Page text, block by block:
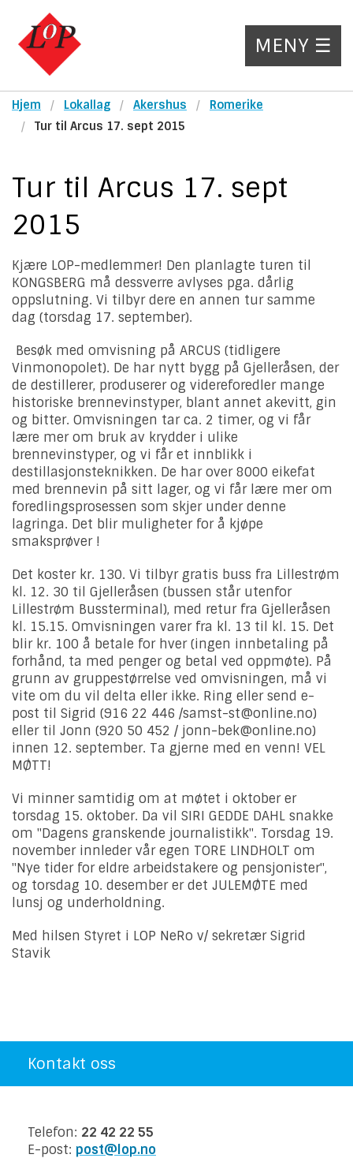
MENY ☰
Hjem Lokallag Akershus
Romerike
Tur til Arcus 17. sept 2015
Tur til Arcus 17. sept
2015
Kjære LOP-medlemmer! Den planlagte turen til
KONGSBERG må dessverre avlyses pga. dårlig
oppslutning. Vi tilbyr dere en annen tur samme
dag (torsdag 17. september).
Besøk med omvisning på ARCUS (tidligere
Vinmonopolet). De har nytt bygg på Gjelleråsen, der
de destillerer, produserer og videreforedler mange
historiske brennevinstyper, blant annet akevitt, gin
og bitter. Omvisningen tar ca. 2 timer, og vi får
lære mer om bruk av krydder i ulike
brennevinstyper, og vi får et innblikk i
destillasjonsteknikken. De har over 8000 eikefat
med brennevin på sitt lager, og vi får lære mer om
foredlingsprosessen som skjer under denne
lagringa. Det blir muligheter for å kjøpe
smaksprøver !
Det koster kr. 130. Vi tilbyr gratis buss fra Lillestrøm
kl. 12. 30 til Gjelleråsen (bussen står utenfor
Lillestrøm Bussterminal), med retur fra Gjelleråsen
kl. 15.15. Omvisningen varer fra kl. 13 til kl. 15. Det
blir kr. 100 å betale for hver (ingen innbetaling på
forhånd, ta med penger og betal ved oppmøte). På
grunn av gruppestørrelse ved omvisningen, må vi
vite om du vil delta eller ikke. Ring eller send e-
post til Sigrid (916 22 446 /samst-st@online.no)
eller til Jonn (920 50 452 / jonn-bek@online.no)
innen 12. september. Ta gjerne med en venn! VEL
MØTT!
Vi minner samtidig om at møtet i oktober er
torsdag 15. oktober. Da vil SIRI GEDDE DAHL snakke
om "Dagens granskende journalistikk". Torsdag 19.
november innleder vår egen TORE LINDHOLT om
"Nye tider for eldre arbeidstakere og pensjonister",
og torsdag 10. desember er det JULEMØTE med
lunsj og underholdning.
Med hilsen Styret i LOP NeRo v/ sekretær Sigrid
Stavik
Kontakt oss
Telefon: 22 42 22 55
E-post: post@lop.no